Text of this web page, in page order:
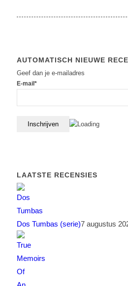
AUTOMATISCH NIEUWE
Geef dan je e-mailadres
E-mail*
LAATSTE RECENSIES
Dos Tumbas (serie)7 augustus